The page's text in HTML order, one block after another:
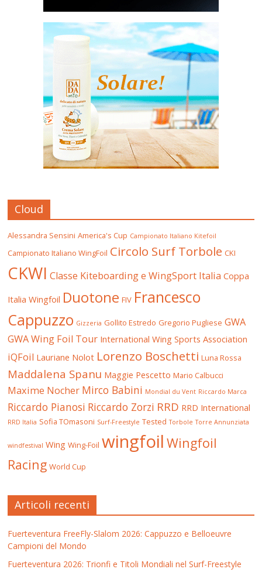
Cloud
Alessandra Sensini America's Cup Campionato Italiano Kitefoil
Campionato Italiano WingFoil Circolo Surf Torbole CKI
CKWI Classe Kiteboarding e WingSport Italia Coppa
Italia Wingfoil Duotone FIV Francesco
Cappuzzo Gizzeria Gollito Estredo Gregorio Pugliese GWA
GWA Wing Foil Tour International Wing Sports Association
iQFoil Lauriane Nolot Lorenzo Boschetti Luna Rossa
Maddalena Spanu Maggie Pescetto Mario Calbucci
Maxime Nocher Mirco Babini Mondial du Vent Riccardo Marca
Riccardo Pianosi Riccardo Zorzi RRD RRD International
RRD Italia Sofia TOmasoni Surf-Freestyle Tested Torbole Torre Annunziata
windfestival Wing Wing-Foil wingfoil Wingfoil
Racing World Cup
Articoli recenti
Fuerteventura FreeFly-Slalom 2026: Cappuzzo e Belloeuvre
Campioni del Mondo
Fuerteventura 2026: Trionfi e Titoli Mondiali nel Surf-Freestyle